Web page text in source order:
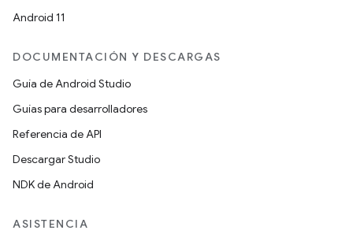
Android 11
DOCUMENTACIÓN Y DESCARGAS
Guía de Android Studio
Guías para desarrolladores
Referencia de API
Descargar Studio
NDK de Android
ASISTENCIA